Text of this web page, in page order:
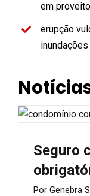
em
erupção
Seguro
Por Genebra